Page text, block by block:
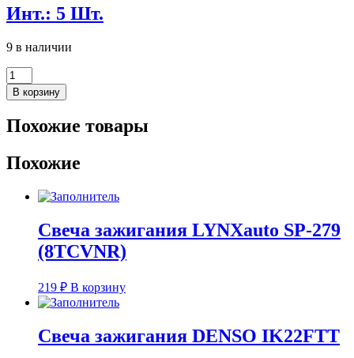
Инт.: 5 Шт.
9 в наличии
Количество
товара
Свеча
DENSO
(4701)
В корзину
Похожие товары
Похожие
Свеча зажигания LYNXauto SP-279
(8TCVNR)
219 ₽ В корзину
Свеча зажигания DENSO IK22FTT